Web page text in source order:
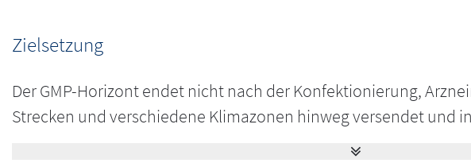
Zielsetzung
Der GMP-Horizont endet nicht nach der Konfektionierung,
Strecken und verschiedene Klimazonen hinweg versendet und